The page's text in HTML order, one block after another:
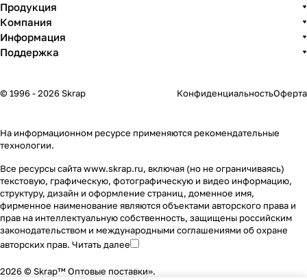
Продукция
Компания
Информация
Поддержка
© 1996 - 2026 Skrap КонфиденциальностьОферта
На информационном ресурсе применяются рекомендательные
технологии.
Все ресурсы сайта www.skrap.ru, включая (но не ограничиваясь)
текстовую, графическую, фотографическую и видео информацию,
структуру, дизайн и оформление страниц, доменное имя,
фирменное наименование являются объектами авторского права и
прав на интеллектуальную собственность, защищены российским
законодательством и международными соглашениями об охране
авторских прав. Читать далее
2026 © Skrap™ Оптовые поставки».